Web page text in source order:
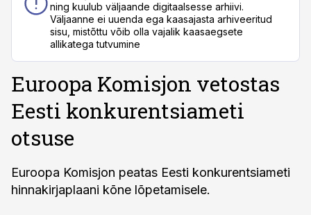
ning kuulub väljaande digitaalsesse arhiivi.
Väljaanne ei uuenda ega kaasajasta arhiveeritud
sisu, mistõttu võib olla vajalik kaasaegsete
allikatega tutvumine
Euroopa Komisjon vetostas
Eesti konkurentsiameti
otsuse
Euroopa Komisjon peatas Eesti konkurentsiameti
hinnakirjaplaani kõne lõpetamisele.